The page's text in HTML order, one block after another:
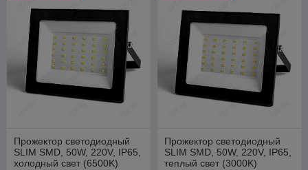
Прожектор светодиодный
SLIM SMD, 50W, 220V, IP65,
холодный свет (6500K)
Прожектор светодиодный
SLIM SMD, 50W, 220V, IP65,
теплый свет (3000K)